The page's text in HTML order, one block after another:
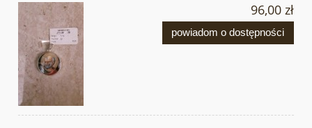
96,00 zł
powiadom o dostępności